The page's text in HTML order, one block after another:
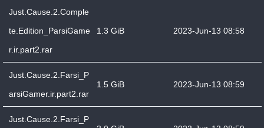
Just.Cause.2.Comple
te.Edition_ParsiGame
r.ir.part2.rar
1.3 GiB 2023-Jun-13 08:58
Just.Cause.2.Farsi_P
arsiGamer.ir.part2.rar
1.5 GiB 2023-Jun-13 08:59
Just.Cause.2.Farsi_P